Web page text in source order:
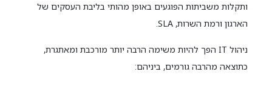
ותקלות משביתות הפוגעים באופן מהותי בליבת העסקים של
הארגון ורמת השרות, SLA.
ניהול IT הפך להיות משימה הרבה יותר מורכבת ומאתגרת,
כתוצאה מהרבה גורמים, ביניהם: